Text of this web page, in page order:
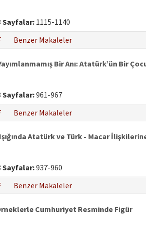
Sayfalar: 1115-1140
Benzer Makaleler
Bir Anı: Atatürk’ün Bir
Sayfalar:961-967
Benzer Makaleler
Atatürk ve Türk - Macar
Sayfalar:937-960
Benzer Makaleler
Cumhuriyet Resminde Figür